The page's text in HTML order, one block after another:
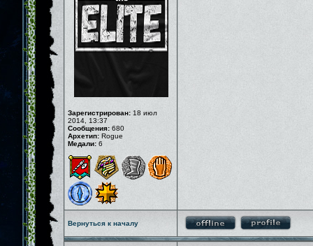
Зарегистрирован: 18 июл
2014, 13:37
Сообщения: 680
Архетип: Rogue
Медали: 6
Вернуться к началу